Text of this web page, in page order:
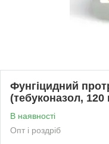
Фунгіцидний
(тебуконазол, 120
В наявності
Опт і роздріб